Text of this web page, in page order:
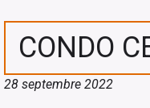
CONDO
28 septembre 2022